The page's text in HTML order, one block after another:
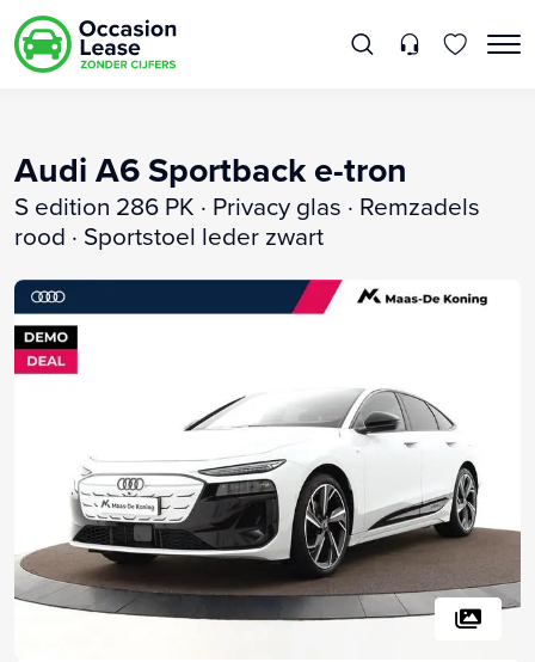
Audi A6 Sportback e-tron
S edition 286 PK · Privacy glas · Remzadels
rood · Sportstoel leder zwart